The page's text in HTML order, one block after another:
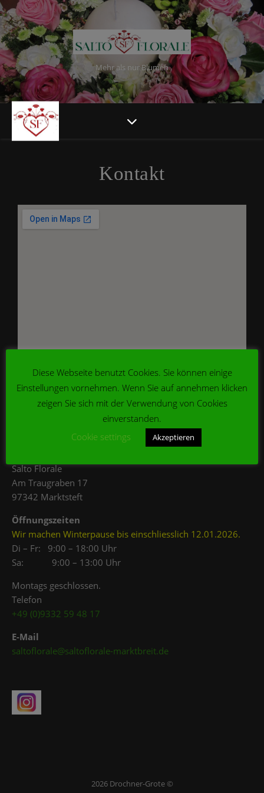
Mehr als nur Blumen
Kontakt
Oft sind wir auch außerhalb der Arbeitszeiten vor Ort.
KONTAKT
Salto Florale
Am Traugraben 17
97342 Marktsteft
Öffnungszeiten
Wir machen Winterpause bis einschliesslich 12.01.2026.
Di – Fr: 9:00 – 18:00 Uhr
Sa: 9:00 – 13:00 Uhr
Montags geschlossen.
Telefon
+49 (0)9332 59 48 17
E-Mail
saltoflorale@saltoflorale-marktbreit.de
2026 Drochner-Grote ©
Diese Webseite benutzt Cookies. Sie können einige
Einstellungen vornehmen. Wenn Sie auf annehmen klicken
zeigen Sie sich mit der Verwendung von Cookies
einverstanden.
Cookie settings
Akzeptieren